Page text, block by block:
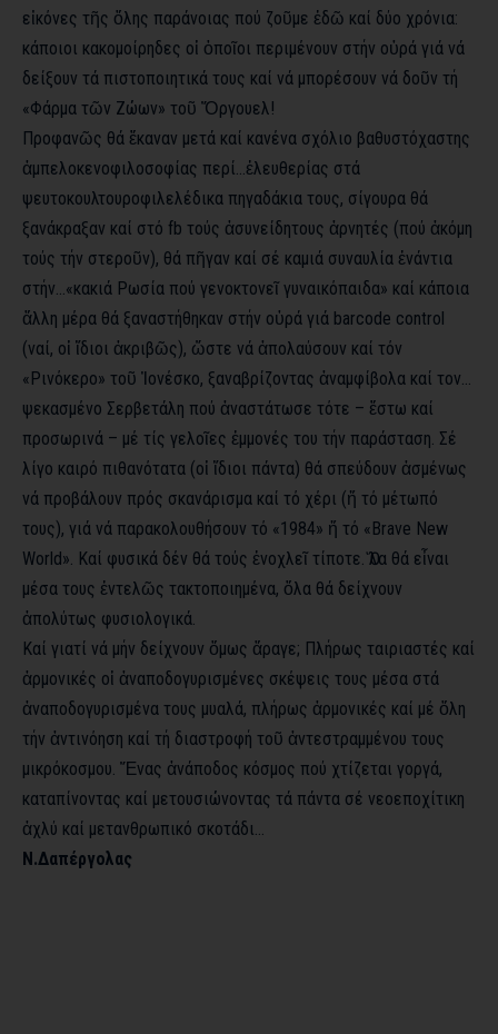
εἰκόνες τῆς ὅλης παράνοιας πού ζοῦμε ἐδῶ καί δύο χρόνια:
κάποιοι κακομοίρηδες οἱ ὁποῖοι περιμένουν στήν οὐρά γιά νά
δείξουν τά πιστοποιητικά τους καί νά μπορέσουν νά δοῦν τή
«Φάρμα τῶν Ζώων» τοῦ Ὄργουελ!
Προφανῶς θά ἔκαναν μετά καί κανένα σχόλιο βαθυστόχαστης
ἀμπελοκενοφιλοσοφίας περί…ἐλευθερίας στά
ψευτοκουλτουροφιλελέδικα πηγαδάκια τους, σίγουρα θά
ξανάκραξαν καί στό fb τούς ἀσυνείδητους ἀρνητές (πού ἀκόμη
τούς τήν στεροῦν), θά πῆγαν καί σέ καμιά συναυλία ἐνάντια
στήν…«κακιά Ρωσία πού γενοκτονεῖ γυναικόπαιδα» καί κάποια
ἄλλη μέρα θά ξαναστήθηκαν στήν οὐρά γιά barcode control
(ναί, οἱ ἴδιοι ἀκριβῶς), ὥστε νά ἀπολαύσουν καί τόν
«Ρινόκερο» τοῦ Ἰονέσκο, ξαναβρίζοντας ἀναμφίβολα καί τον…
ψεκασμένο Σερβετάλη πού ἀναστάτωσε τότε – ἔστω καί
προσωρινά – μέ τίς γελοῖες ἐμμονές του τήν παράσταση. Σέ
λίγο καιρό πιθανότατα (οἱ ἴδιοι πάντα) θά σπεύδουν ἀσμένως
νά προβάλουν πρός σκανάρισμα καί τό χέρι (ἤ τό μέτωπό
τους), γιά νά παρακολουθήσουν τό «1984» ἤ τό «Brave New
World». Καί φυσικά δέν θά τούς ἐνοχλεῖ τίποτε. Ὅλα θά εἶναι
μέσα τους ἐντελῶς τακτοποιημένα, ὅλα θά δείχνουν
ἀπολύτως φυσιολογικά.
Καί γιατί νά μήν δείχνουν ὅμως ἄραγε; Πλήρως ταιριαστές καί
ἀρμονικές οἱ ἀναποδογυρισμένες σκέψεις τους μέσα στά
ἀναποδογυρισμένα τους μυαλά, πλήρως ἀρμονικές καί μέ ὅλη
τήν ἀντινόηση καί τή διαστροφή τοῦ ἀντεστραμμένου τους
μικρόκοσμου. Ἕνας ἀνάποδος κόσμος πού χτίζεται γοργά,
καταπίνοντας καί μετουσιώνοντας τά πάντα σέ νεοεποχίτικη
ἀχλύ καί μετανθρωπικό σκοτάδι…
Ν.Δαπέργολας